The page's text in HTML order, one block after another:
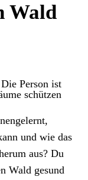
Wald
und wie das
aus? Du
Wald gesund